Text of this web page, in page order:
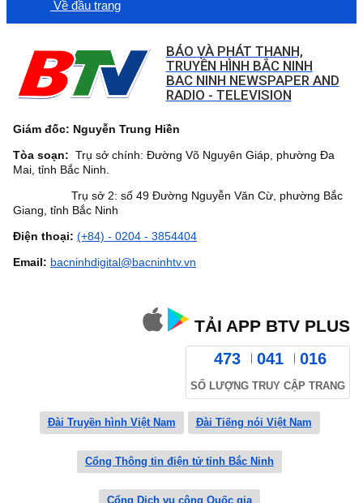
Về đầu trang
BÁO VÀ PHÁT THANH,
TRUYỀN HÌNH BẮC NINH
BAC NINH NEWSPAPER AND
RADIO - TELEVISION
Giám đốc: Nguyễn Trung Hiền
Tòa soạn: Trụ sở chính: Đường Võ Nguyên Giáp, phường Đa
Mai, tỉnh Bắc Ninh.
Trụ sở 2: số 49 Đường Nguyễn Văn Cừ, phường Bắc
Giang, tỉnh Bắc Ninh
Điện thoại: (+84) - 0204 - 3854404
Email: bacninhdigital@bacninhtv.vn
TẢI APP BTV PLUS
473 041 016
SỐ LƯỢNG TRUY CẬP TRANG
Đài Truyền hình Việt Nam Đài Tiếng nói Việt Nam
Cổng Thông tin điện tử tỉnh Bắc Ninh
Cổng Dịch vụ công Quốc gia